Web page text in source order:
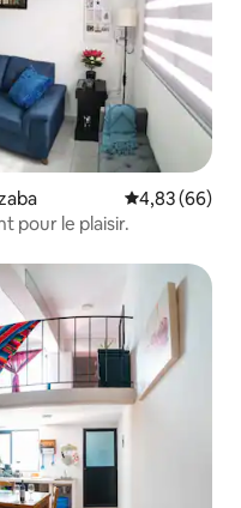
Évaluation
4,83 (66)
pour le plaisir.